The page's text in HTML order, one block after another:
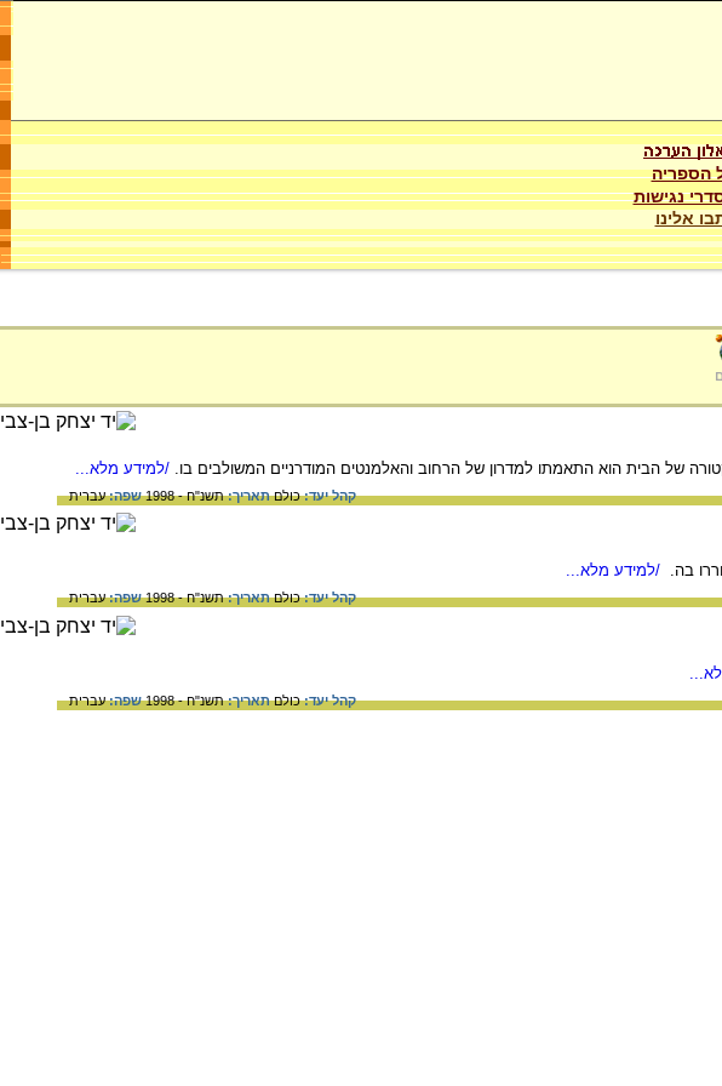
הספריה
נגישות
אלינו
של הבית הוא התאמתו למדרון של הרחוב והאלמנטים המודרניים המשולבים בו. /למידע מלא...
קהל יעד:כולםתאריך:תשנ"ח - 1998 שפה:עברית
בה. /למידע מלא...
קהל יעד:כולםתאריך:תשנ"ח - 1998 שפה:עברית
קהל יעד:כולםתאריך:תשנ"ח - 1998 שפה:עברית